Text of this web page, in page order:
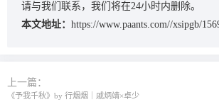
请与我们联系，我们将在24小时内删除。
本文地址： https://www.paants.com//xsipgb/
上一篇：
《予我千秋》by 行烟烟｜戚炳靖×卓少